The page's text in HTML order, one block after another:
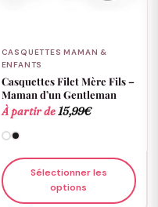
CASQUETTES MAMAN &
ENFANTS
Casquettes Filet Mère Fils –
Maman d’un Gentleman
À partir de15,99€
Sélectionner les
options